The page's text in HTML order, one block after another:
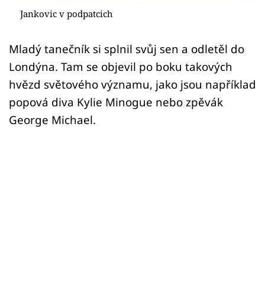
Sledujte nás
Jankovic v podpatcich
Mladý tanečník si splnil svůj sen a odletěl do
Londýna. Tam se objevil po boku takových
hvězd světového významu, jako jsou například
popová diva Kylie Minogue nebo zpěvák
George Michael.